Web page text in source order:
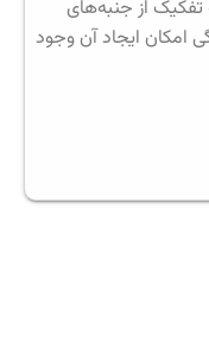
امکان ایجاد آن‌ وجود